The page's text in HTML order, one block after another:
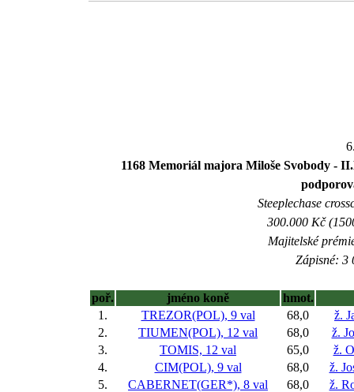
1168 Memoriál majora Miloše Svobody -
Steeplechase
300.000 Kč
Majitelské
Zápisné: 3
poř. jméno koně
hmot.
1.
TREZOR(POL), 9 val 68,0
ž.
2.
TIUMEN(POL), 12 val 68,0
ž.
3.
TOMIS, 12 val 65,0
ž.
4.
CIM(POL), 9 val 68,0
ž.
5.
CABERNET(GER*), 8 val 68,0
ž.